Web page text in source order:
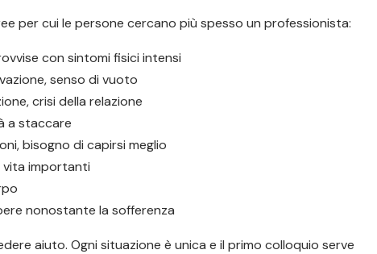
per cui le persone cercano più spesso un professionista:
con sintomi fisici intensi
senso di vuoto
crisi della relazione
a staccare
bisogno di capirsi meglio
vita importanti
nonostante la sofferenza
aiuto. Ogni situazione è unica e il primo colloquio serve